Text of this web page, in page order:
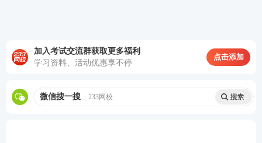
加入考试交流群获取更多福利
学习资料、活动优惠享不停
点击添加
微信搜一搜 233网校